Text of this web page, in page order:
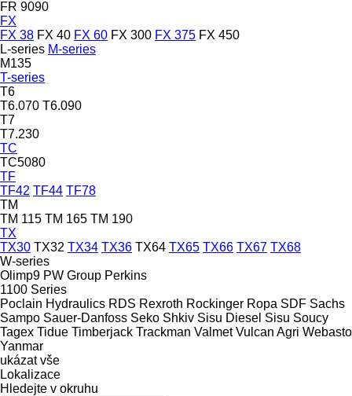
FR 9090
FX
FX 38 FX 40 FX 60 FX 300 FX 375 FX 450
L-series M-series
M135
T-series
T6
T6.070 T6.090
T7
T7.230
TC
TC5080
TF
TF42 TF44 TF78
TM
TM 115 TM 165 TM 190
TX
TX30 TX32 TX34 TX36 TX64 TX65 TX66 TX67 TX68
W-series
Olimp9 PW Group Perkins
1100 Series
Poclain Hydraulics RDS Rexroth Rockinger Ropa SDF Sachs
Sampo Sauer-Danfoss Seko Shkiv Sisu Diesel Sisu Soucy
Tagex Tidue Timberjack Trackman Valmet Vulcan Agri Webasto
Yanmar
ukázat vše
Lokalizace
Hledejte v okruhu